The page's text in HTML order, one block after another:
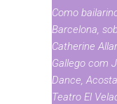
Como
Barcelona,
Catherine
Gallego com
Dance,
Teatro El